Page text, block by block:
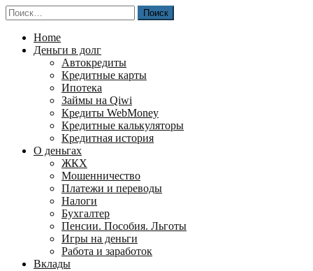
Перейти
к
содержимому
Найти:
Home
Деньги в долг
Автокредиты
Кредитные карты
Ипотека
Займы на Qiwi
Кредиты WebMoney
Кредитные калькуляторы
Кредитная история
О деньгах
ЖКХ
Мошенничество
Платежи и переводы
Налоги
Бухгалтер
Пенсии. Пособия. Льготы
Игры на деньги
Работа и заработок
Вклады